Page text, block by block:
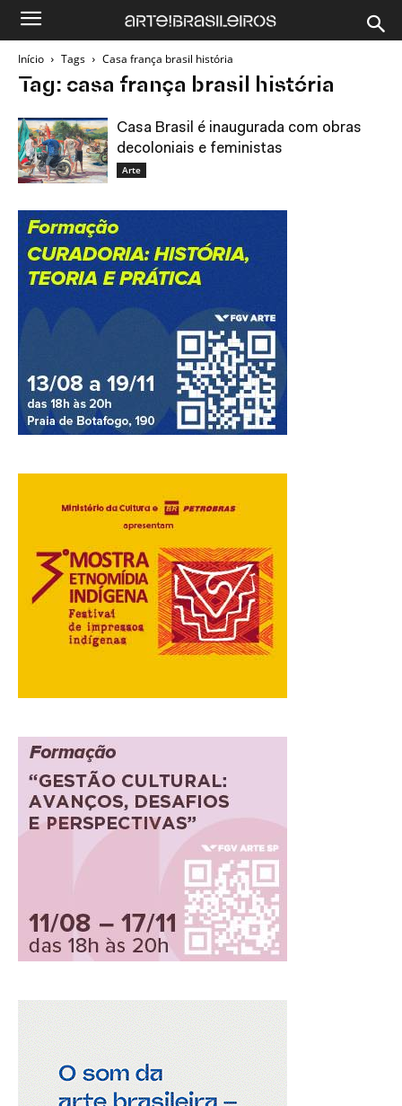
Início Tags Casa frança brasil história
Tag: casa frança brasil história
Casa Brasil é inaugurada com obras
decoloniais e feministas
Arte